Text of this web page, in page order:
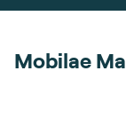
Mobilae